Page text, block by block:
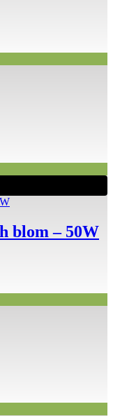
blom – 50W